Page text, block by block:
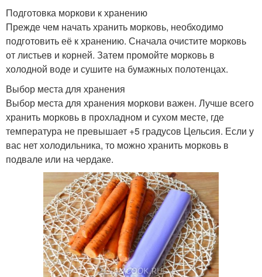
Подготовка моркови к хранению
Прежде чем начать хранить морковь, необходимо
подготовить её к хранению. Сначала очистите морковь
от листьев и корней. Затем промойте морковь в
холодной воде и сушите на бумажных полотенцах.
Выбор места для хранения
Выбор места для хранения моркови важен. Лучше всего
хранить морковь в прохладном и сухом месте, где
температура не превышает +5 градусов Цельсия. Если у
вас нет холодильника, то можно хранить морковь в
подвале или на чердаке.